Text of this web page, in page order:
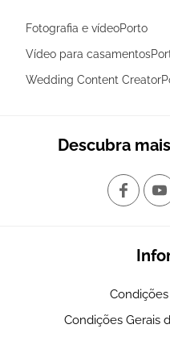
Fotografia e vídeoPorto
Vídeo para
Wedding Content
Descubra
Condições Gerais